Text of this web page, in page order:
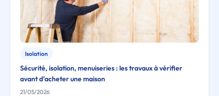
Isolation
Sécurité, isolation, menuiseries : les travaux à vérifier
avant d’acheter une maison
21/05/2026